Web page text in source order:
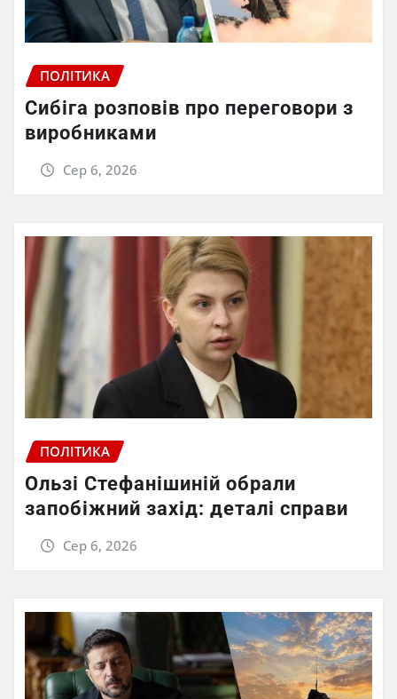
ПОЛІТИКА
Сибіга розповів про переговори з
виробниками
Сер 6, 2026
ПОЛІТИКА
Ользі Стефанішиній обрали
запобіжний захід: деталі справи
Сер 6, 2026